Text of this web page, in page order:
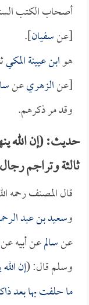
أصحاب الكتب
[عنسفيان].
هوابن عيينة المكي
[عنالزهريعن
وقد مر ذكرهم.
حديث: (إن الله
ثالثة وتراجم
قال المصنف رحمه
وسعيد بن عبد
عنسالمعن أبيه
وسلم قال: (إن
ما حلفت بها بعد